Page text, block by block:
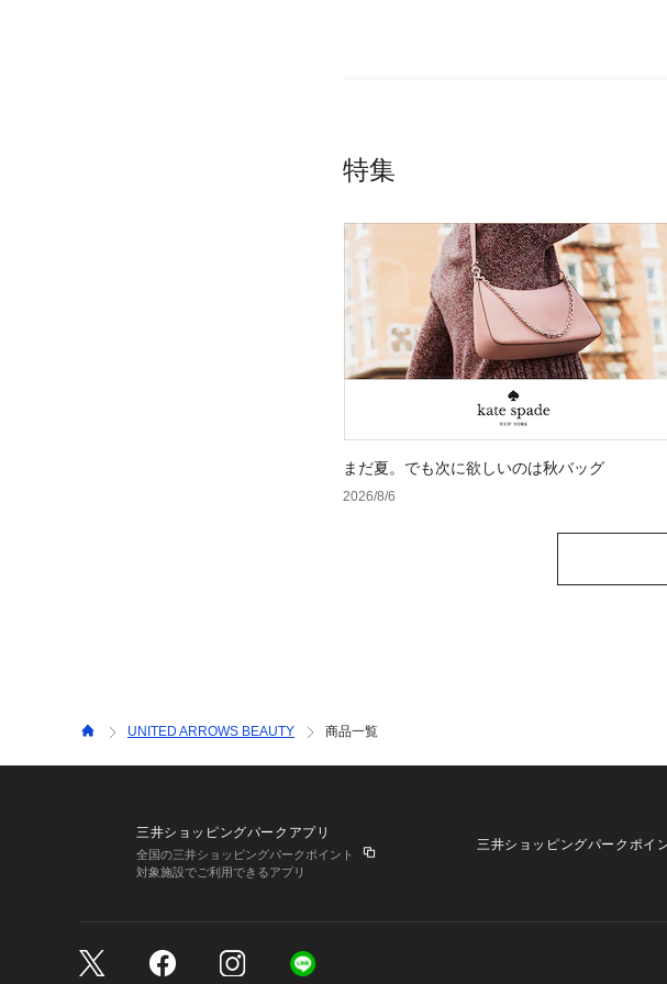
特集
まだ夏。でも次に欲しいのは秋バッグ
2026/8/6
UNITED ARROWS BEAUTY 商品一覧
三井ショッピングパークアプリ
全国の三井ショッピングパークポイント
対象施設でご利用できるアプリ
三井ショッピングパークポイ